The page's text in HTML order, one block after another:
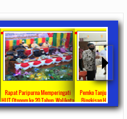
Rapat Paripurna Memperingati
HUT Otonom ke 20 Tahun, Walikota
Rahma Paparkan Capaian
2021/10/180 Comments
Pemko Tanjung
Bingkisan Hari Raya
Untuk Masyarakat
2020/05/110